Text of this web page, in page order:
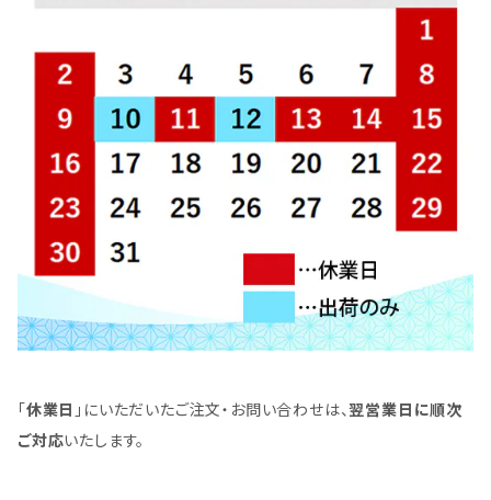
「休業日 」にいただいたご注文・お問い合わせは、翌営業日に順次
ご対応いたします。